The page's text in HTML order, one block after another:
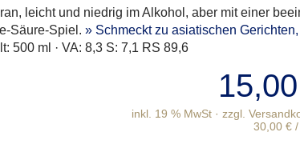
leicht und niedrig im Alkohol, aber mit einer
Säure-Spiel. » Schmeckt zu asiatischen
500 ml · VA: 8,3 S: 7,1 RS 89,6
15,00
inkl. 19 % MwSt
30,00 € /